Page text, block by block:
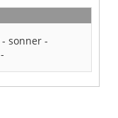
-sonner -
-